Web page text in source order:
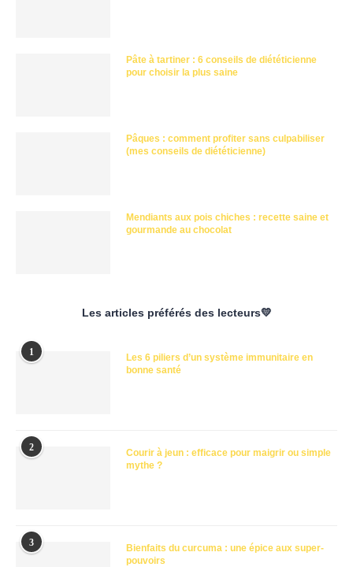
Pâte à tartiner : 6 conseils de diététicienne
pour choisir la plus saine
Pâques : comment profiter sans culpabiliser
(mes conseils de diététicienne)
Mendiants aux pois chiches : recette saine et
gourmande au chocolat
Les articles préférés des lecteurs💛
1
Les 6 piliers d’un système immunitaire en
bonne santé
2
Courir à jeun : efficace pour maigrir ou simple
mythe ?
3
Bienfaits du curcuma : une épice aux super-
pouvoirs